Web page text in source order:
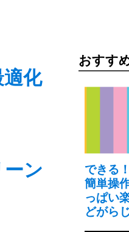
化
ン
おすす
できる
簡単操
っぱい
どがらじ